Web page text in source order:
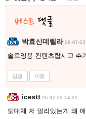
박효신데렐라 26-07-
솔로잉용 컨텐츠랍시고 추
답글 이동
icestt 26-07-02 14:31
도대체 저 멀리있는게 왜